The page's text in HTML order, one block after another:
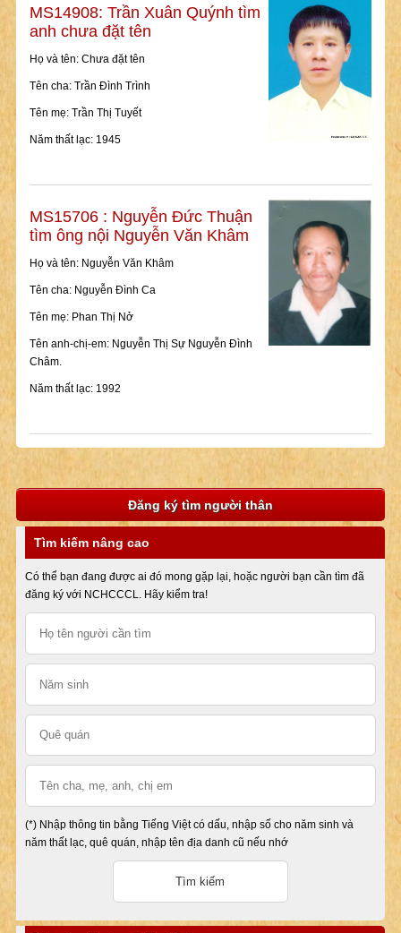
MS14908: Trần Xuân Quýnh tìm
anh chưa đặt tên
Họ và tên: Chưa đặt tên
Tên cha: Trần Đình Trình
Tên mẹ: Trần Thị Tuyết
Năm thất lạc: 1945
MS15706 : Nguyễn Đức Thuận
tìm ông nội Nguyễn Văn Khâm
Họ và tên: Nguyễn Văn Khâm
Tên cha: Nguyễn Đình Ca
Tên mẹ: Phan Thị Nở
Tên anh-chị-em: Nguyễn Thị Sự Nguyễn Đình
Châm.
Năm thất lạc: 1992
Đăng ký tìm người thân
Tìm kiếm nâng cao
Có thể bạn đang được ai đó mong gặp lại, hoặc người bạn cần tìm đã
đăng ký với NCHCCCL. Hãy kiểm tra!
(*) Nhập thông tin bằng Tiếng Việt có dấu, nhập số cho năm sinh và
năm thất lạc, quê quán, nhập tên địa danh cũ nếu nhớ